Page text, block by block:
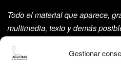
Gestionar
Todo el material que aparece,
multimedia, texto y demás
de la mism para ello.